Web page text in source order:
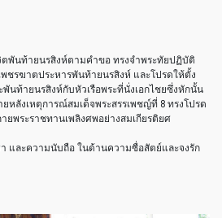
พันท้ายนรสิงห์ตามคำขอ ทรงจำพระทัยปฏิบัติ
ชรฆาตประหารพันท้ายนรสิงห์ และโปรดให้ตั้ง
นท้ายนรสิงห์กับหัวเรือพระที่นั่งเอกไชยซึ่งหักนั้น
ลังเหตุการณ์สมเด็จพระสรรเพชญ์ที่ 8 ทรงโปรด
พระราชทานเพลิงศพอย่างสมเกียรติยศ
และความนับถือ ในด้านความซื่อสัตย์และจงรัก